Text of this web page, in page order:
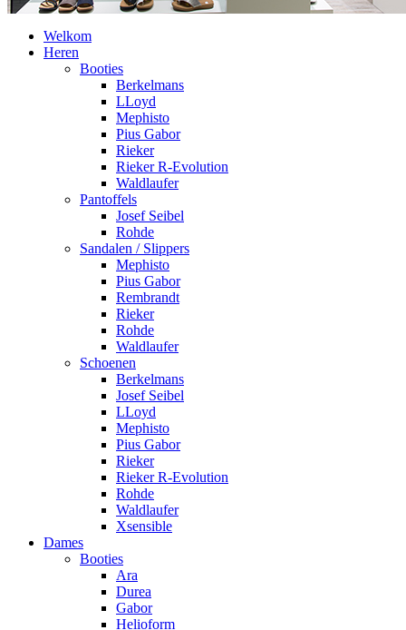
Welkom
Heren
Booties
Berkelmans
LLoyd
Mephisto
Pius Gabor
Rieker
Rieker R-Evolution
Waldlaufer
Pantoffels
Josef Seibel
Rohde
Sandalen / Slippers
Mephisto
Pius Gabor
Rembrandt
Rieker
Rohde
Waldlaufer
Schoenen
Berkelmans
Josef Seibel
LLoyd
Mephisto
Pius Gabor
Rieker
Rieker R-Evolution
Rohde
Waldlaufer
Xsensible
Dames
Booties
Ara
Durea
Gabor
Helioform